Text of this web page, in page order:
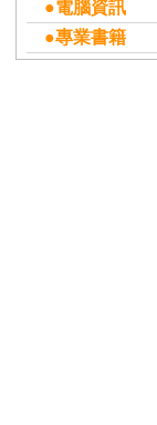
●電腦資訊
●專業書籍